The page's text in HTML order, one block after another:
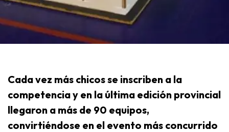
Cada vez más chicos se inscriben a la
competencia y en la última edición provincial
llegaron a más de 90 equipos,
convirtiéndose en el evento más concurrido